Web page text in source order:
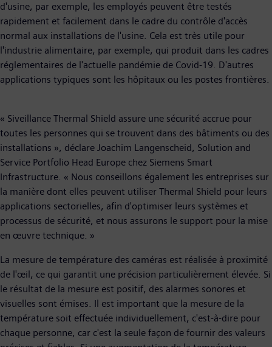
d'usine, par exemple, les employés peuvent être testés
rapidement et facilement dans le cadre du contrôle d'accès
normal aux installations de l'usine. Cela est très utile pour
l'industrie alimentaire, par exemple, qui produit dans les cadres
réglementaires de l'actuelle pandémie de Covid-19. D'autres
applications typiques sont les hôpitaux ou les postes frontières.
« Siveillance Thermal Shield assure une sécurité accrue pour
toutes les personnes qui se trouvent dans des bâtiments ou des
installations », déclare Joachim Langenscheid, Solution and
Service Portfolio Head Europe chez Siemens Smart
Infrastructure. « Nous conseillons également les entreprises sur
la manière dont elles peuvent utiliser Thermal Shield pour leurs
applications sectorielles, afin d'optimiser leurs systèmes et
processus de sécurité, et nous assurons le support pour la mise
en œuvre technique. »
La mesure de température des caméras est réalisée à proximité
de l'œil, ce qui garantit une précision particulièrement élevée. Si
le résultat de la mesure est positif, des alarmes sonores et
visuelles sont émises. Il est important que la mesure de la
température soit effectuée individuellement, c'est-à-dire pour
chaque personne, car c'est la seule façon de fournir des valeurs